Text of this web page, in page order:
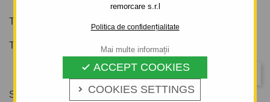
remorcare s.r.l
Politica de confidențialitate
 COOKIES SETTINGS
 ACCEPT COOKIES
Mai multe informații
Tomirtech, s.r.o.
Tomirtech, s.r.o.
Relevanta
Se afiseaza 1-2 din 2 produs(e)